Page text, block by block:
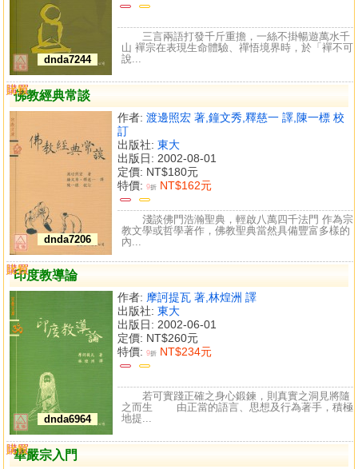
dnda7244
三言兩語打發千斤重擔，一絲不掛暢遊萬水千
山 襌宗在表現生命體驗、禪悟境界時，於「襌不可
說...
佛教經典常談
dnda7206
作者: 渡邊照宏 著,鐘文秀,釋慈一 譯,陳一標 校
訂
出版社: 東大
出版日: 2002-08-01
定價: NT$180元
特價: 9折 NT$162元
購買
比較
淺談佛門浩瀚聖典，輕啟八萬四千法門 作為宗
教文學或哲學著作，佛教聖典當然具備豐富多樣的
內...
印度教導論
dnda6964
作者: 摩訶提瓦 著,林煌洲 譯
出版社: 東大
出版日: 2002-06-01
定價: NT$260元
特價: 9折 NT$234元
購買
比較
若可實踐正確之身心鍛鍊，則真實之洞見將隨
之而生 由正當的語言、思想及行為著手，積極
地提...
華嚴宗入門
購買
比較